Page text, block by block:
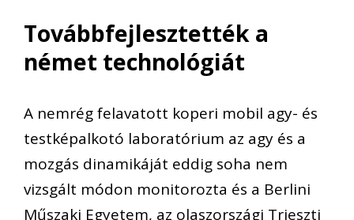
Továbbfejlesztették a
német technológiát
A nemrég felavatott koperi mobil agy- és
testképalkotó laboratórium az agy és a
mozgás dinamikáját eddig soha nem
vizsgált módon monitorozta és a Berlini
Műszaki Egyetem, az olaszországi Trieszti